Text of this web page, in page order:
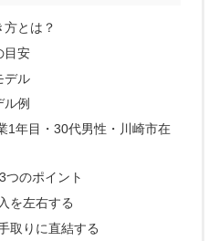
とは？
目安
デル
例
1年目・30代男性・川崎市在
つのポイント
を左右する
取りに直結する